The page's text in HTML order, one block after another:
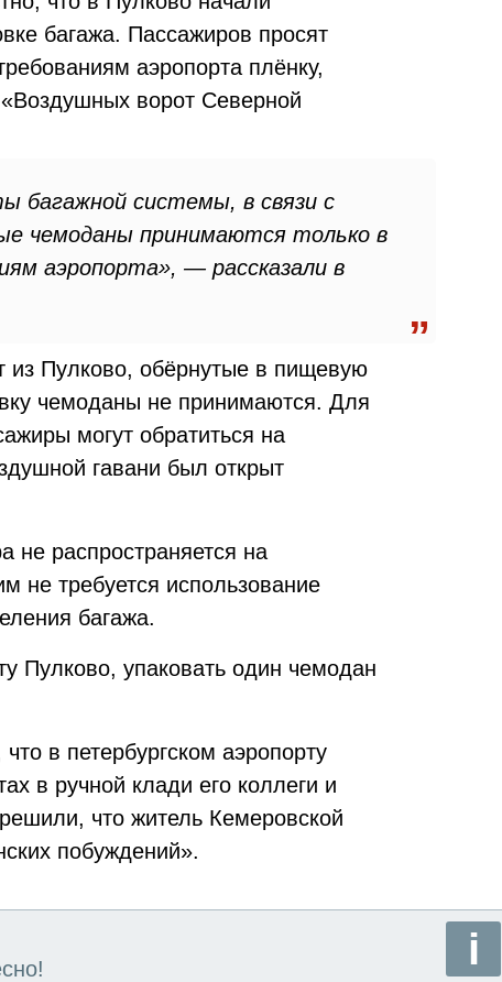
багажа. Пассажиров просят
аэропорта плёнку,
ворот Северной
багажной системы, в связи с
чемоданы принимаются только в
аэропорта», — рассказали в
из Пулково, обёрнутые в пищевую
чемоданы не принимаются. Для
могут обратиться на
гавани был открыт
не распространяется на
не требуется использование
багажа.
Пулково, упаковать один чемодан
в петербургском аэропорту
в ручной клади его коллеги и
что житель Кемеровской
побуждений».